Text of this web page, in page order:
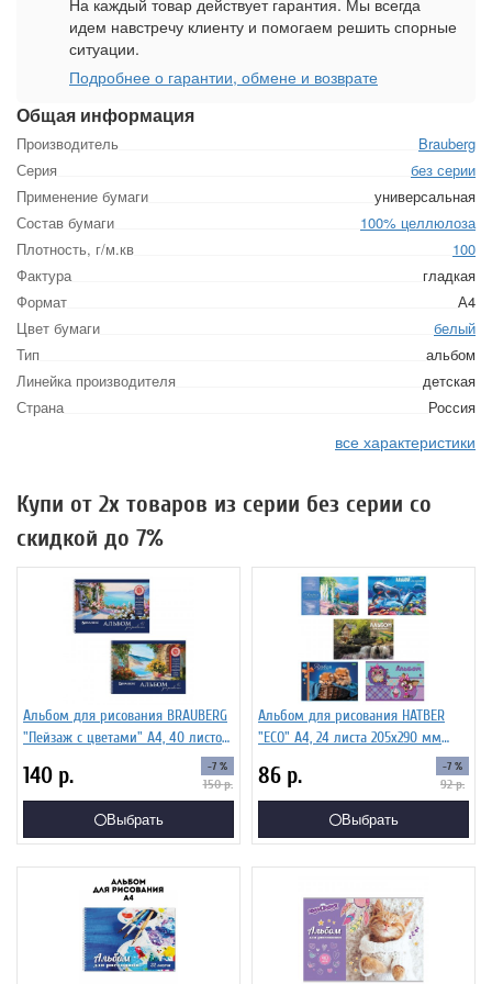
Общая информация
Производитель
Brauberg
Серия
без серии
Применение бумаги
универсальная
Состав бумаги
100% целлюлоза
Плотность, г/м.кв
100
Фактура
гладкая
Формат
А4
Цвет бумаги
белый
Тип
альбом
Линейка производителя
детская
Страна
Россия
все характеристики
На каждый товар действует гарантия. Мы всегда
идем навстречу клиенту и помогаем решить спорные
ситуации.
Подробнее о гарантии, обмене и возврате
Купи от 2х товаров из серии без серии со
скидкой до 7%
Альбом для рисования BRAUBERG
"Пейзаж с цветами" А4, 40 листов
140 р. -7 %
150р.
Выбрать
Альбом для рисования HATBER
"ECO" А4, 24 листа 205х290 мм
86 р. -7 %
92р.
Выбрать